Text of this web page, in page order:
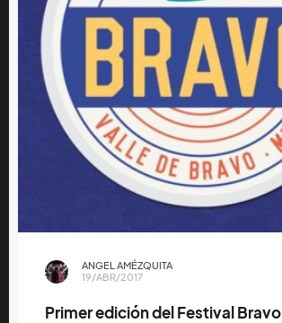
ANGEL AMÉZQUITA
19/ABR/2017
Primer edición del Festival Bravo